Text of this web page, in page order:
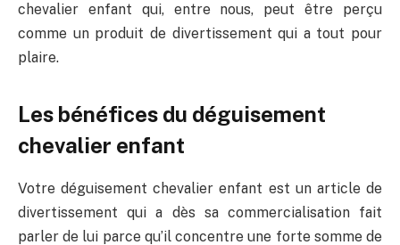
chevalier enfant qui, entre nous, peut être perçu
comme un produit de divertissement qui a tout pour
plaire.
Les bénéfices du déguisement
chevalier enfant
Votre déguisement chevalier enfant est un article de
divertissement qui a dès sa commercialisation fait
parler de lui parce qu’il concentre une forte somme de